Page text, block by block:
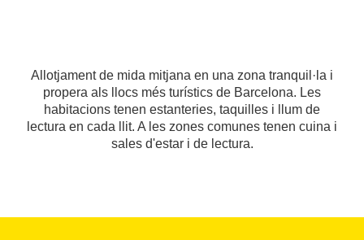
Allotjament de mida mitjana en una zona tranquil·la i
propera als llocs més turístics de Barcelona. Les
habitacions tenen estanteries, taquilles i llum de
lectura en cada llit. A les zones comunes tenen cuina i
sales d'estar i de lectura.